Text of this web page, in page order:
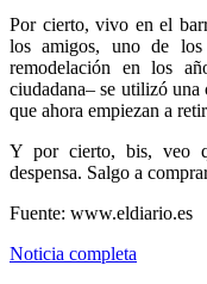
Por cierto, vivo en el
los amigos, uno de
remodelación en los
ciudadana– se utilizó una
que ahora empiezan a
Y por cierto, bis, veo
despensa. Salgo a
Fuente: www.eldiario.es
Noticia completa